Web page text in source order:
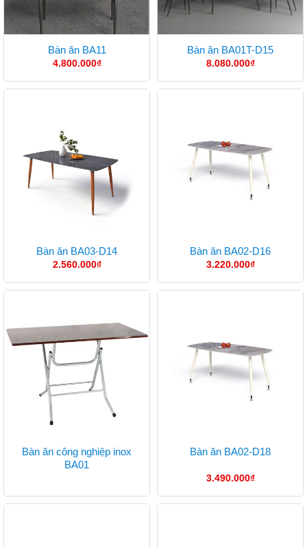
Bàn ăn BA11
4.800.000₫
Bàn ăn BA01T-D15
8.080.000₫
Bàn ăn BA03-D14
2.560.000₫
Bàn ăn BA02-D16
3.220.000₫
Bàn ăn công nghiệp inox
BA01
Bàn ăn BA02-D18
3.490.000₫